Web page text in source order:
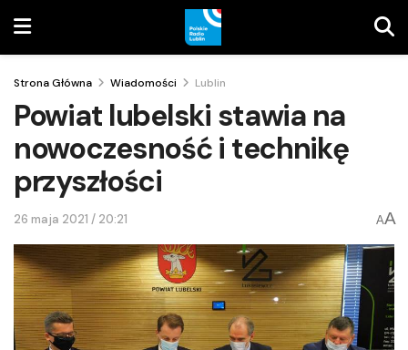
Strona Główna Wiadomości Lublin
Powiat lubelski stawia na
nowoczesność i technikę
przyszłości
26 maja 2021 / 20:21 AA